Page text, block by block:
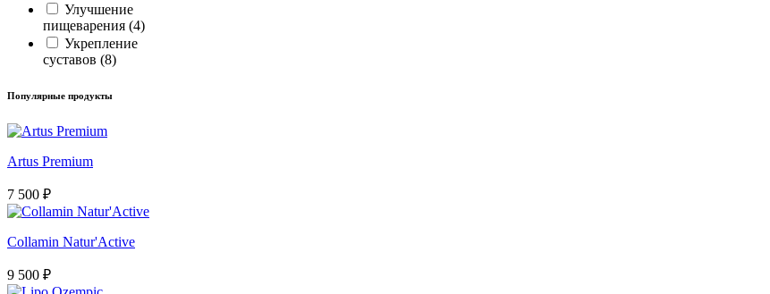
Улучшение
пищеварения (4)
Укрепление
суставов (8)
Популярные продукты
Artus Premium
7 500 ₽
Collamin Natur'Active
9 500 ₽